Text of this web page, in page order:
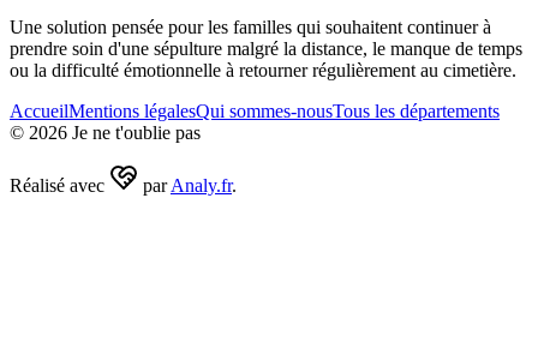
Une solution pensée pour les familles qui souhaitent continuer à
prendre soin d'une sépulture malgré la distance, le manque de temps
ou la difficulté émotionnelle à retourner régulièrement au cimetière.
AccueilMentions légalesQui sommes-nousTous les départements
© 2026 Je ne t'oublie pas
Réalisé avec par Analy.fr.